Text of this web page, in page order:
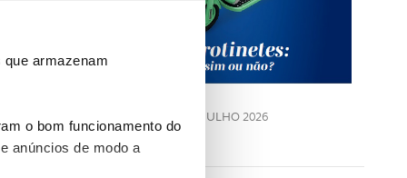
armazenam
o bom funcionamento do
anúncios de modo a
JULHO 2026